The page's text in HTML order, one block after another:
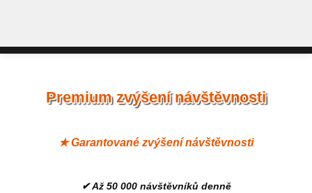
Premium zvýšení návštěvnosti
★ Garantované zvýšení návštěvnosti
✔ Až 50 000 návštěvníků denně